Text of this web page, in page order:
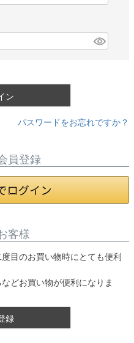
ン
パスワードをお忘れですか？
員登録
客様
目のお買い物時にとても便利
どお買い物が便利になりま
録